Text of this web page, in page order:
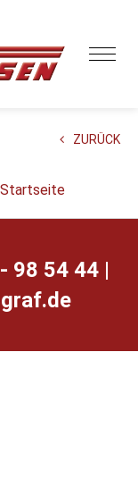
ZURÜCK
Startseite
98 54 44 |